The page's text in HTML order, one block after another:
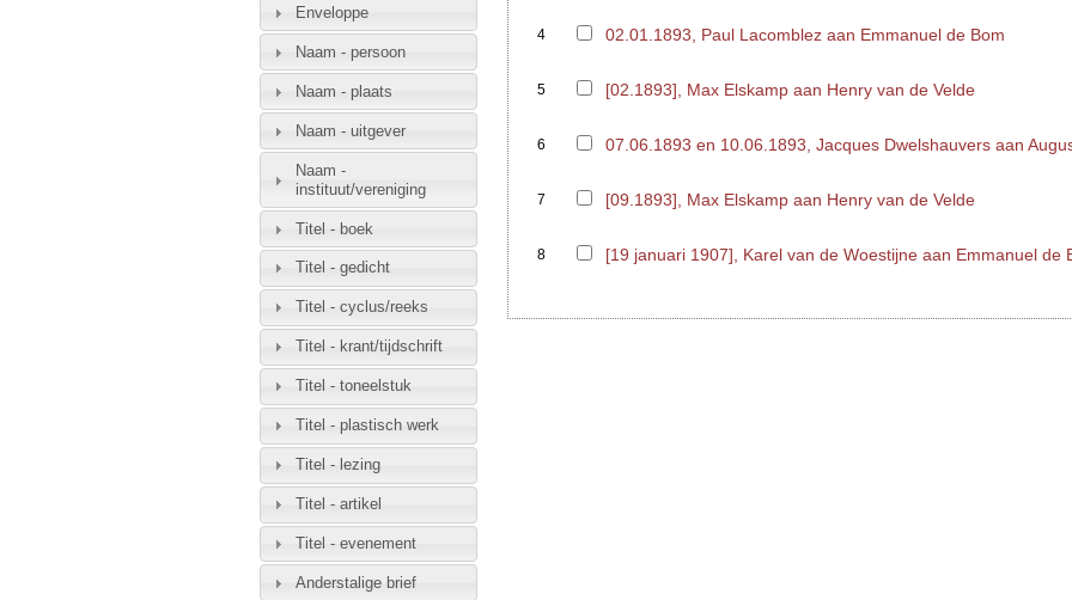
4 02.01.1893, Paul Lacomblez aan Emmanuel de Bom
5 [02.1893], Max Elskamp aan Henry van de Velde
6 07.06.1893 en 10.06.1893, Jacques Dwelshauvers aan
7 [09.1893], Max Elskamp aan Henry van de Velde
8 [19 januari 1907], Karel van de Woestijne aan Emmanuel de
Enveloppe
Naam - persoon
Naam - plaats
Naam - uitgever
Naam -
instituut/vereniging
Titel - boek
Titel - gedicht
Titel - cyclus/reeks
Titel - krant/tijdschrift
Titel - toneelstuk
Titel - plastisch werk
Titel - lezing
Titel - artikel
Titel - evenement
Anderstalige brief